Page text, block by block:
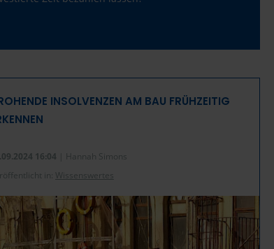
INSOLVENZEN AM BAU FRÜHZEITIG
16:04
| Hannah Simons
in: Wissenswertes